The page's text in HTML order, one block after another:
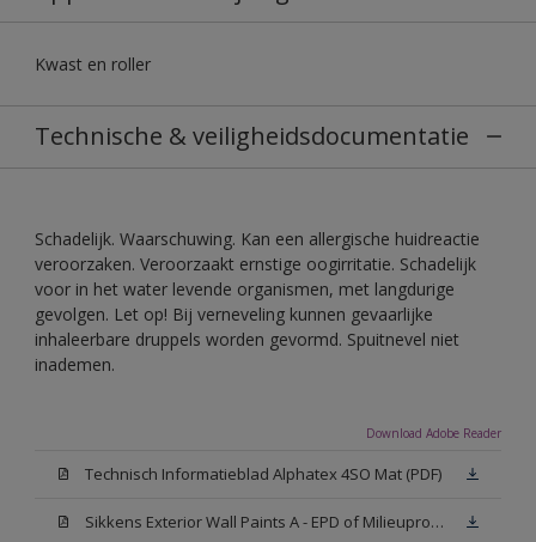
Kwast en roller
Technische & veiligheidsdocumentatie
Schadelijk. Waarschuwing. Kan een allergische huidreactie
veroorzaken. Veroorzaakt ernstige oogirritatie. Schadelijk
voor in het water levende organismen, met langdurige
gevolgen. Let op! Bij verneveling kunnen gevaarlijke
inhaleerbare druppels worden gevormd. Spuitnevel niet
inademen.
Download Adobe Reader
Technisch Informatieblad Alphatex 4SO Mat (PDF)
Sikkens Exterior Wall Paints A - EPD of Milieuproductverklaring